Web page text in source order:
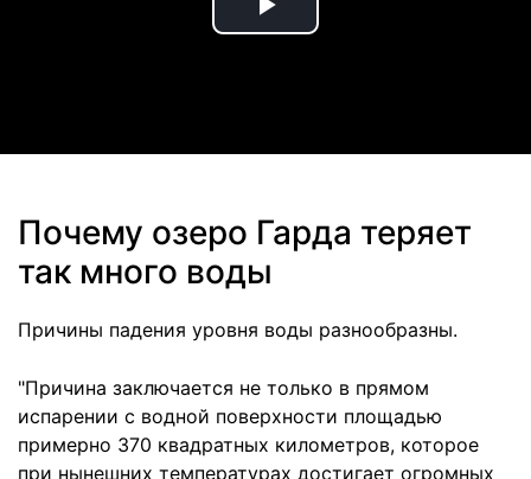
Play
Почему озеро Гарда теряет
так много воды
Причины падения уровня воды разнообразны.
"Причина заключается не только в прямом
испарении с водной поверхности площадью
примерно 370 квадратных километров, которое
при нынешних температурах достигает огромных